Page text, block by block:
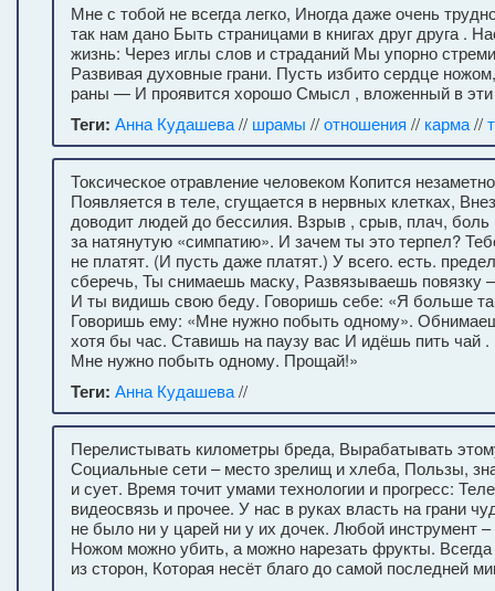
Мне с тобой не всегда легко, Иногда даже очень
так нам дано Быть страницами в книгах друг друга .
жизнь: Через иглы слов и страданий Мы упорно
Развивая духовные грани. Пусть избито сердце
раны — И проявится хорошо Смысл , вложенный в
Теги: Анна Кудашева// шрамы //отношения // карма//
Токсическое отравление человеком Копится
Появляется в теле, сгущается в нервных клетках,
доводит людей до бессилия. Взрыв , срыв, плач,
за натянутую «симпатию». И зачем ты это терпел?
не платят. (И пусть даже платят.) У всего. есть.
сберечь, Ты снимаешь маску, Развязываешь повязку
И ты видишь свою беду. Говоришь себе: «Я больше
Говоришь ему: «Мне нужно побыть одному».
хотя бы час. Ставишь на паузу вас И идёшь пить чай .
Мне нужно побыть одному. Прощай!»
Теги: Анна Кудашева//
Перелистывать километры бреда, Вырабатывать
Социальные сети – место зрелищ и хлеба, Пользы,
и сует. Время точит умами технологии и прогресс:
видеосвязь и прочее. У нас в руках власть на грани
не было ни у царей ни у их дочек. Любой инструмент
Ножом можно убить, а можно нарезать фрукты. Всегда
из сторон, Которая несёт благо до самой последней